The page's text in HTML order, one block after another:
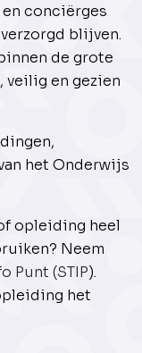
conciërges
blijven.
de grote
veilig en gezien
het Onderwijs
opleiding heel
Neem
Punt (STIP).
het